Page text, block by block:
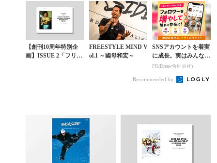
【創刊10周年特別企
画】ISSUE 2「フリー
FREESTYLE MIND V
ol.1 ～國母和宏～
SNSアカウントを着実
に成長。実はみんなコ
コ使ってます。
PR(Dreaw合同会社)
Recommended by